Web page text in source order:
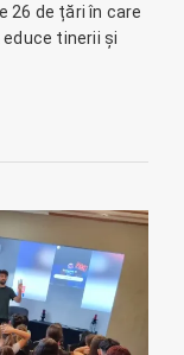
26 de țări în care
tinerii și